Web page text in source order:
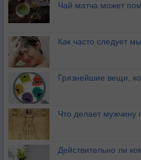
Чай матча может
Как часто следует
Грязнейшие вещи,
Что делает мужчину
Действительно ли